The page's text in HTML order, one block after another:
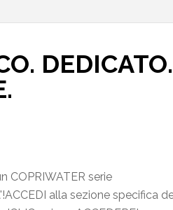
DEDICATO.
COPRIWATER serie
alla sezione specifica del